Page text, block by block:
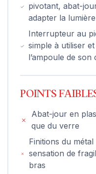
pivotant, abat-
adapter la lumière
Interrupteur au
simple à utiliser
l’ampoule de son
POINTS
Abat-jour en
que du verre
Finitions du
sensation de
bras